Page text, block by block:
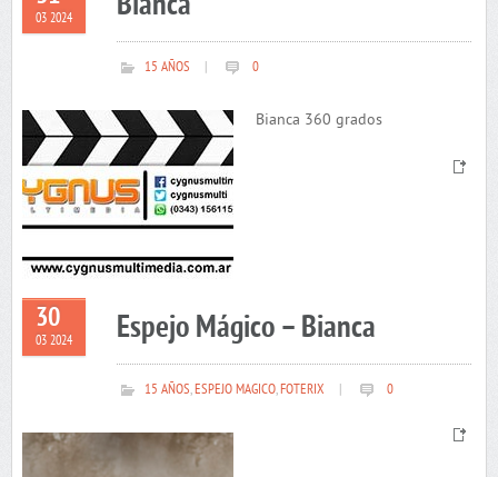
03 2024
15 AÑOS 0
Bianca 360 grados
30
03 2024 Espejo Mágico – Bianca
15 AÑOS,ESPEJO MAGICO,FOTERIX 0